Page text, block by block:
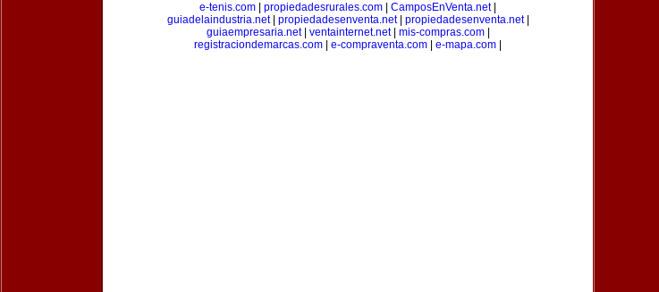
e-tenis.com
propiedadesrurales.com CamposEnVenta.net
guiadelaindustria.net propiedadesenventa.net propiedadesenventa.net|
guiaempresaria.net| ventainternet.net| mis-compras.com|
registraciondemarcas.com
e-compraventa.com e-mapa.com